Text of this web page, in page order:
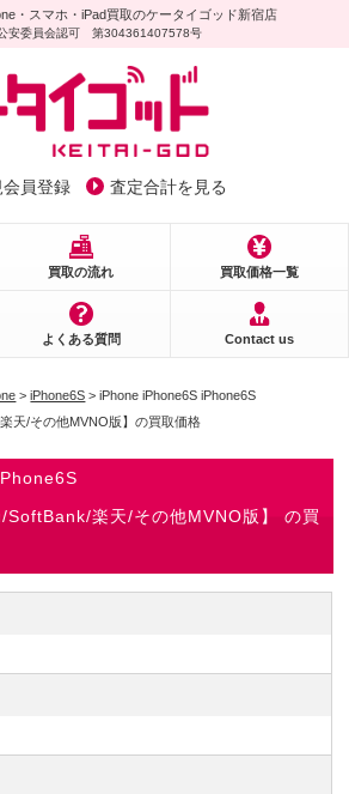
・スマホ・iPad買取のケータイゴッド新宿店
安委員会認可 第304361407578号
会員登録 査定合計を見る
買取の流れ 買取価格一覧
よくある質問 Contact us
>iPhone6S > iPhone iPhone6S iPhone6S
天/その他MVNO版】の買取価格
楽天/その他MVNO版】 の買